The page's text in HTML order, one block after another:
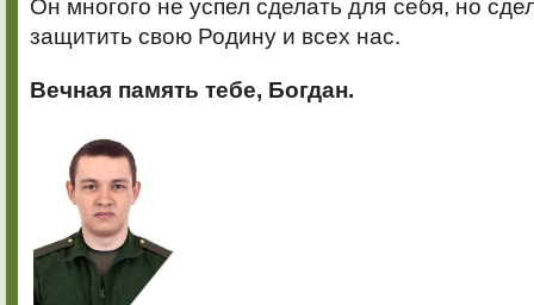
Он многого не успел сделать для себя, но
защитить свою Родину и всех нас.
Вечная память тебе, Богдан.